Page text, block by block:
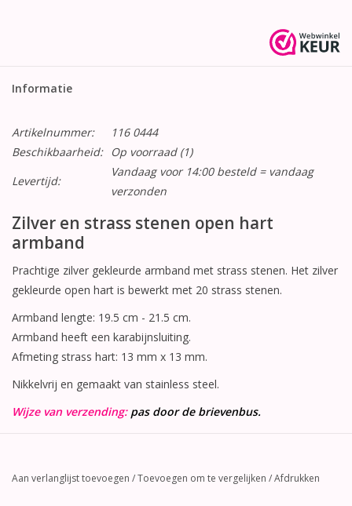
Informatie
Artikelnummer:
116 0444
Beschikbaarheid:
Op voorraad(1)
Levertijd:
Vandaag voor 14:00 besteld = vandaag
verzonden
Zilver en strass stenen open hart
armband
Prachtige zilver gekleurde armband met strass stenen. Het zilver
gekleurde open hart is bewerkt met 20 strass stenen.
Armband lengte: 19.5 cm - 21.5 cm.
Armband heeft een karabijnsluiting.
Afmeting strass hart: 13 mm x 13 mm.
Nikkelvrij en gemaakt van stainless steel.
Wijze van verzending: pas door de brievenbus.
Aan verlanglijst toevoegen /Toevoegen om te vergelijken /Afdrukken